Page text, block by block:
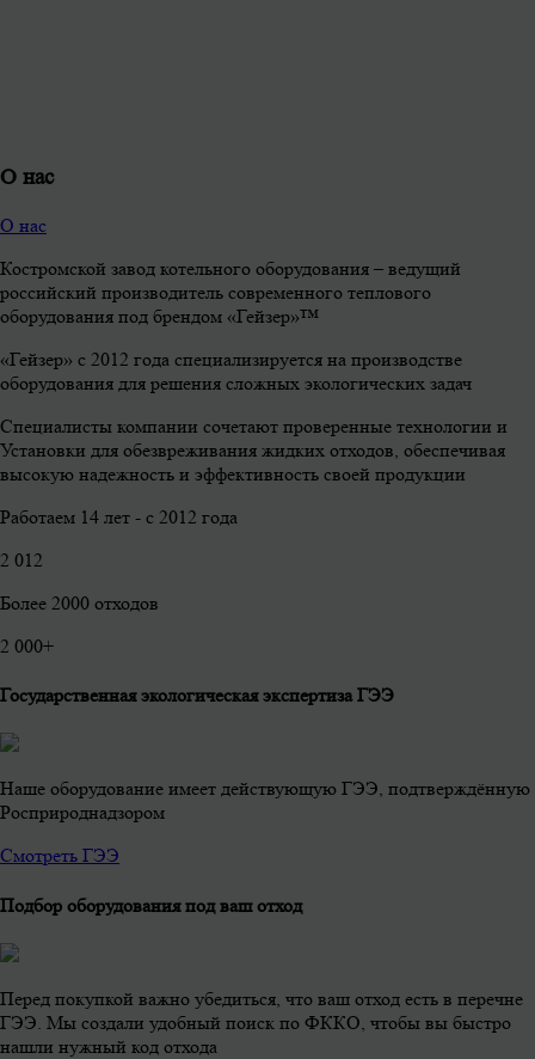
О нас
О нас
Костромской завод котельного оборудования – ведущий
российский производитель современного теплового
оборудования под брендом «Гейзер»™
«Гейзер» с 2012 года специализируется на производстве
оборудования для решения сложных экологических задач
Специалисты компании сочетают проверенные технологии и
Установки для обезвреживания жидких отходов, обеспечивая
высокую надежность и эффективность своей продукции
Работаем 14 лет - с 2012 года
2 012
Более 2000 отходов
2 000+
Государственная экологическая экспертиза ГЭЭ
Наше оборудование имеет действующую ГЭЭ, подтверждённую
Росприроднадзором
Смотреть ГЭЭ
Подбор оборудования под ваш отход
Перед покупкой важно убедиться, что ваш отход есть в перечне
ГЭЭ. Мы создали удобный поиск по ФККО, чтобы вы быстро
нашли нужный код отхода